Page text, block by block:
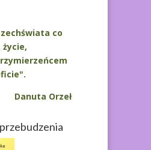
co
życie,
Danuta Orzeł